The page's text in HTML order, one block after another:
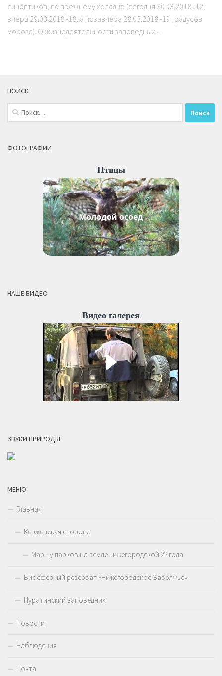
синоптиков, по прежнему холодно (сегодня 30.03.2018 -12;
вчера 29.03.2018 -18; а позавчера 28.03.2018 -19 градусов
мороза). О жизнедеятельности заповедных...
ПОИСК
Найти:
ФОТОГРАФИИ
Птицы
Молодой осоед
НАШЕ ВИДЕО
Видео галерея
ЗВУКИ ПРИРОДЫ
МЕНЮ
Главная
Керженская сторона
Маршу парков на земле нижегородской 22 года
Биосферный резерват «Нижегородское Заволжье»
Нуратинский заповедник
Новости
Наблюдения
Почта